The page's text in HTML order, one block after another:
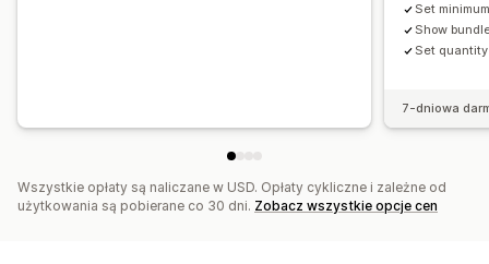
Set
Show
Set
7-dniowa
Wszystkie opłaty są naliczane w USD. Opłaty cykliczne i zależne od
użytkowania są pobierane co 30 dni. Zobacz wszystkie opcje cen